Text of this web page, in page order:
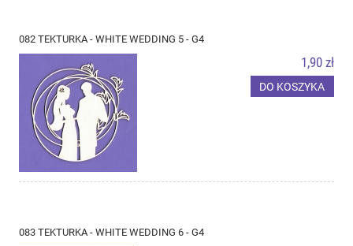
082 TEKTURKA - WHITE WEDDING 5 - G4
1,90 zł
DO KOSZYKA
083 TEKTURKA - WHITE WEDDING 6 - G4